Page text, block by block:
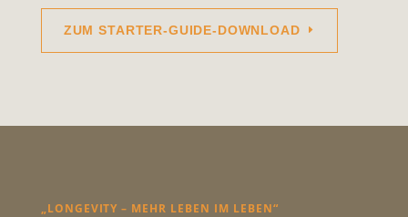
ZUM STARTER-GUIDE-DOWNLOAD
„LONGEVITY – MEHR LEBEN IM LEBEN“